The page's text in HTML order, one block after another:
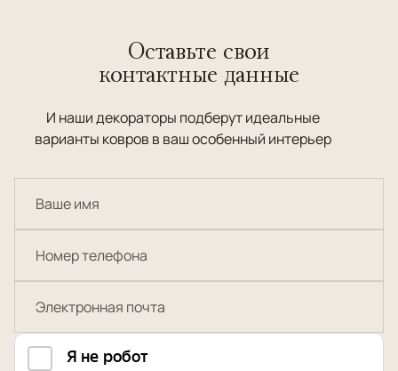
Оставьте свои
контактные данные
И наши декораторы подберут идеальные
варианты ковров в ваш особенный интерьер